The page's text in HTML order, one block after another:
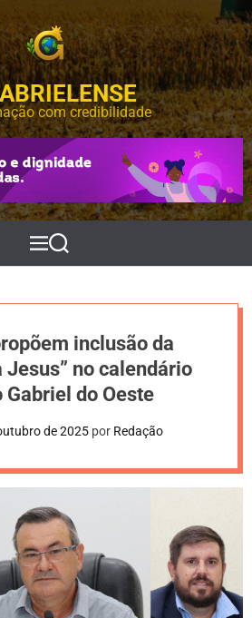
com credibilidade
M
e
P
e
s
r
inclusão da
Jesus” no calendário
do Oeste
de 2025 por Redação